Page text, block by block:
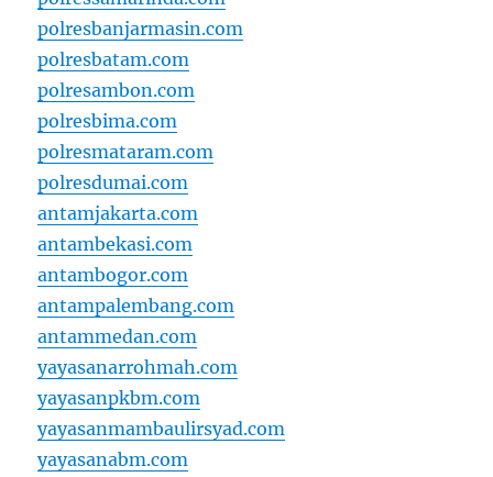
polresbanjarmasin.com
polresbatam.com
polresambon.com
polresbima.com
polresmataram.com
polresdumai.com
antamjakarta.com
antambekasi.com
antambogor.com
antampalembang.com
antammedan.com
yayasanarrohmah.com
yayasanpkbm.com
yayasanmambaulirsyad.com
yayasanabm.com